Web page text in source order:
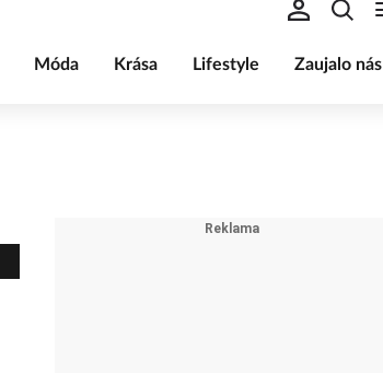
Móda Krása Lifestyle Zaujalo nás